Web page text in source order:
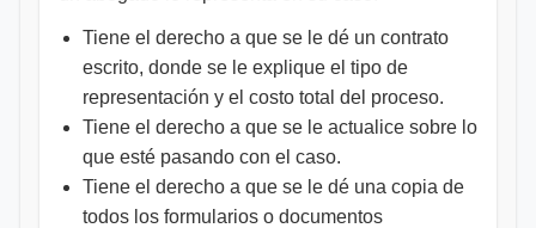
Tiene el derecho a que se le dé un contrato
escrito, donde se le explique el tipo de
representación y el costo total del proceso.
Tiene el derecho a que se le actualice sobre lo
que esté pasando con el caso.
Tiene el derecho a que se le dé una copia de
todos los formularios o documentos